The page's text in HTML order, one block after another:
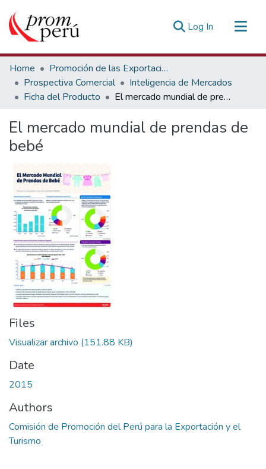
Log In (current)
Communities & Collections
All of DSpace
Statistics
Home
Promoción de las Exportaciones
Prospectiva Comercial
Inteligencia de Mercados
Ficha del Producto
El mercado mundial de prendas de bebé
El mercado mundial de prendas de
bebé
Files
Visualizar archivo (151.88 KB)
Date
2015
Authors
Comisión de Promoción del Perú para la Exportación y el
Turismo